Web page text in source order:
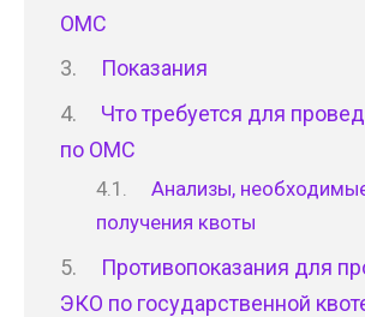
ОМС
Показания
Что требуется для
по ОМС
Анализы,
получения квоты
Противопоказания для
ЭКО по государственной